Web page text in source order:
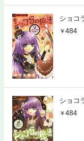
ショコ
484
ショコ
484